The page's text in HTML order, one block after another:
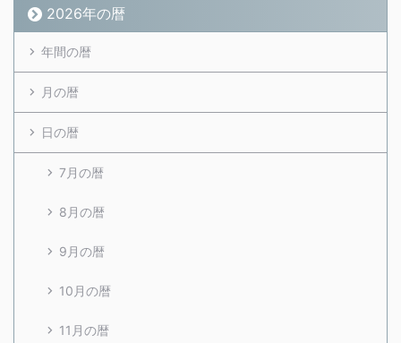
2026年の暦
年間の暦
月の暦
日の暦
7月の暦
8月の暦
9月の暦
10月の暦
11月の暦